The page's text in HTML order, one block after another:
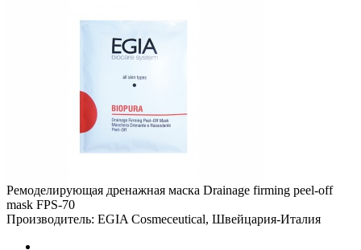
Ремоделирующая дренажная маска Drainage firming peel-off
mask FPS-70
Производитель: EGIA Cosmeceutical, Швейцария-Италия